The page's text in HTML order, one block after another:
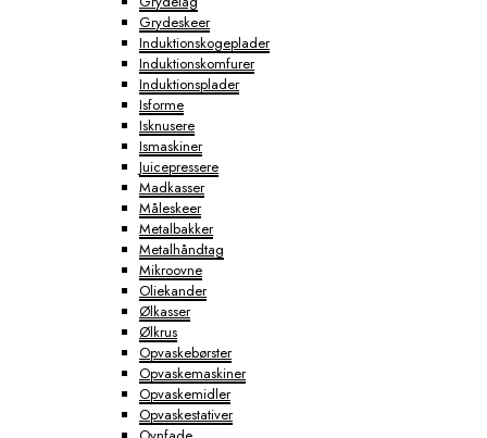
Grydeskeer
Induktionskogeplader
Induktionskomfurer
Induktionsplader
Isforme
Isknusere
Ismaskiner
Juicepressere
Madkasser
Måleskeer
Metalbakker
Metalhåndtag
Mikroovne
Oliekander
Ølkasser
Ølkrus
Opvaskebørster
Opvaskemaskiner
Opvaskemidler
Opvaskestativer